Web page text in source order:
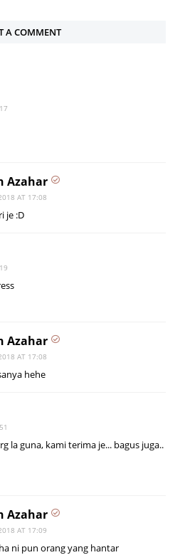
A COMMENT
Azahar
AT 17:08
je :D
Azahar
AT 17:08
hehe
la guna, kami terima je... bagus juga..
Azahar
AT 17:09
ni pun orang yang hantar